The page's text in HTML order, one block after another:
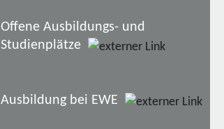
Offene Ausbildungs- und
Studienplätze
Ausbildung bei EWE